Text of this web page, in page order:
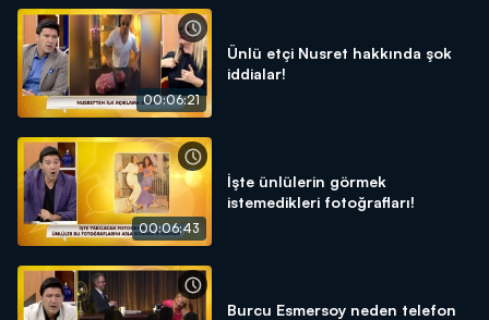
00:06:21
Ünlü etçi Nusret hakkında şok
iddialar!
00:06:43
İşte ünlülerin görmek
istemedikleri fotoğrafları!
Burcu Esmersoy neden telefon